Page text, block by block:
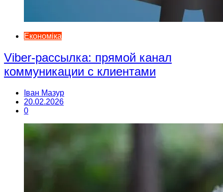
Економіка
Viber-рассылка: прямой канал
коммуникации с клиентами
Іван Мазур
20.02.2026
0